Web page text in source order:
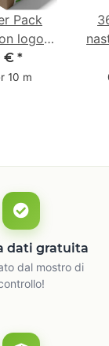
Pack
logo -
mm x
€ *
10 m
dati gratuita
dal mostro di